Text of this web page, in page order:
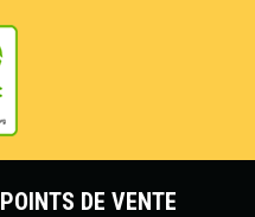
POINTS DE VENTE